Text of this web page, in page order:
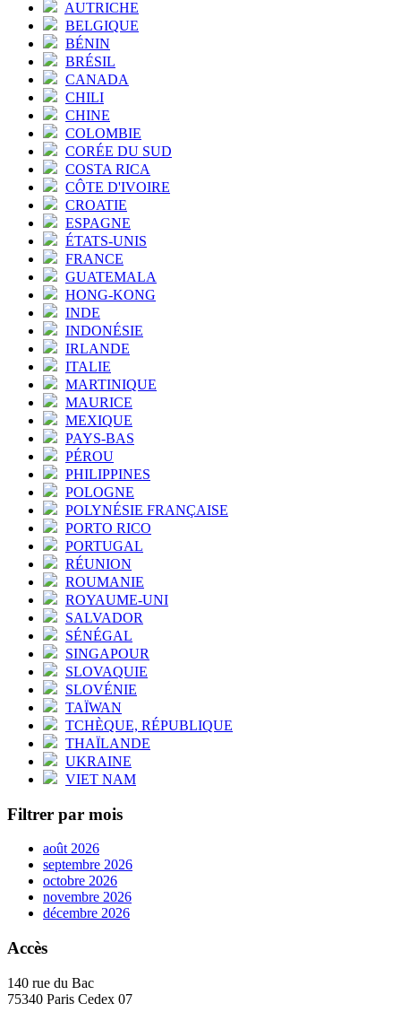
AUTRICHE
BELGIQUE
BÉNIN
BRÉSIL
CANADA
CHILI
CHINE
COLOMBIE
CORÉE DU SUD
COSTA RICA
CÔTE D'IVOIRE
CROATIE
ESPAGNE
ÉTATS-UNIS
FRANCE
GUATEMALA
HONG-KONG
INDE
INDONÉSIE
IRLANDE
ITALIE
MARTINIQUE
MAURICE
MEXIQUE
PAYS-BAS
PÉROU
PHILIPPINES
POLOGNE
POLYNÉSIE FRANÇAISE
PORTO RICO
PORTUGAL
RÉUNION
ROUMANIE
ROYAUME-UNI
SALVADOR
SÉNÉGAL
SINGAPOUR
SLOVAQUIE
SLOVÉNIE
TAÏWAN
TCHÈQUE, RÉPUBLIQUE
THAÏLANDE
UKRAINE
VIET NAM
Filtrer par mois
août 2026
septembre 2026
octobre 2026
novembre 2026
décembre 2026
Accès
140 rue du Bac
75340 Paris Cedex 07